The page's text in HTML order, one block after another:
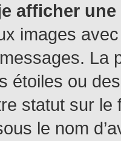
afficher
images
La
étoiles ou
statut sur
le nom